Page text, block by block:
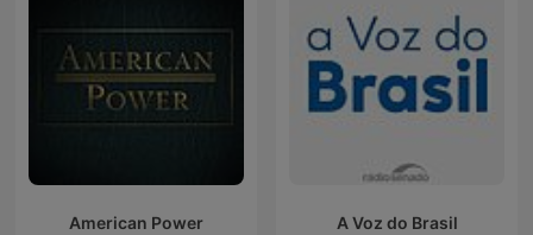
American Power A Voz do Brasil